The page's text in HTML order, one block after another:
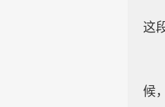
这
候